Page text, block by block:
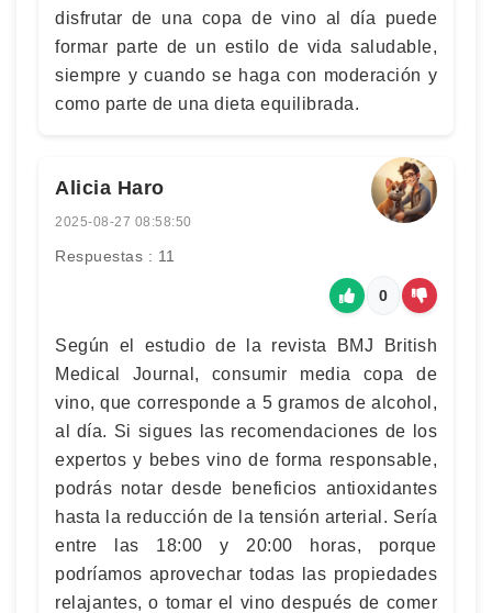
disfrutar de una copa de vino al día puede
formar parte de un estilo de vida saludable,
siempre y cuando se haga con moderación y
como parte de una dieta equilibrada.
Alicia Haro
2025-08-27 08:58:50
Respuestas : 11
0
Según el estudio de la revista BMJ British
Medical Journal, consumir media copa de
vino, que corresponde a 5 gramos de alcohol,
al día. Si sigues las recomendaciones de los
expertos y bebes vino de forma responsable,
podrás notar desde beneficios antioxidantes
hasta la reducción de la tensión arterial. Sería
entre las 18:00 y 20:00 horas, porque
podríamos aprovechar todas las propiedades
relajantes, o tomar el vino después de comer